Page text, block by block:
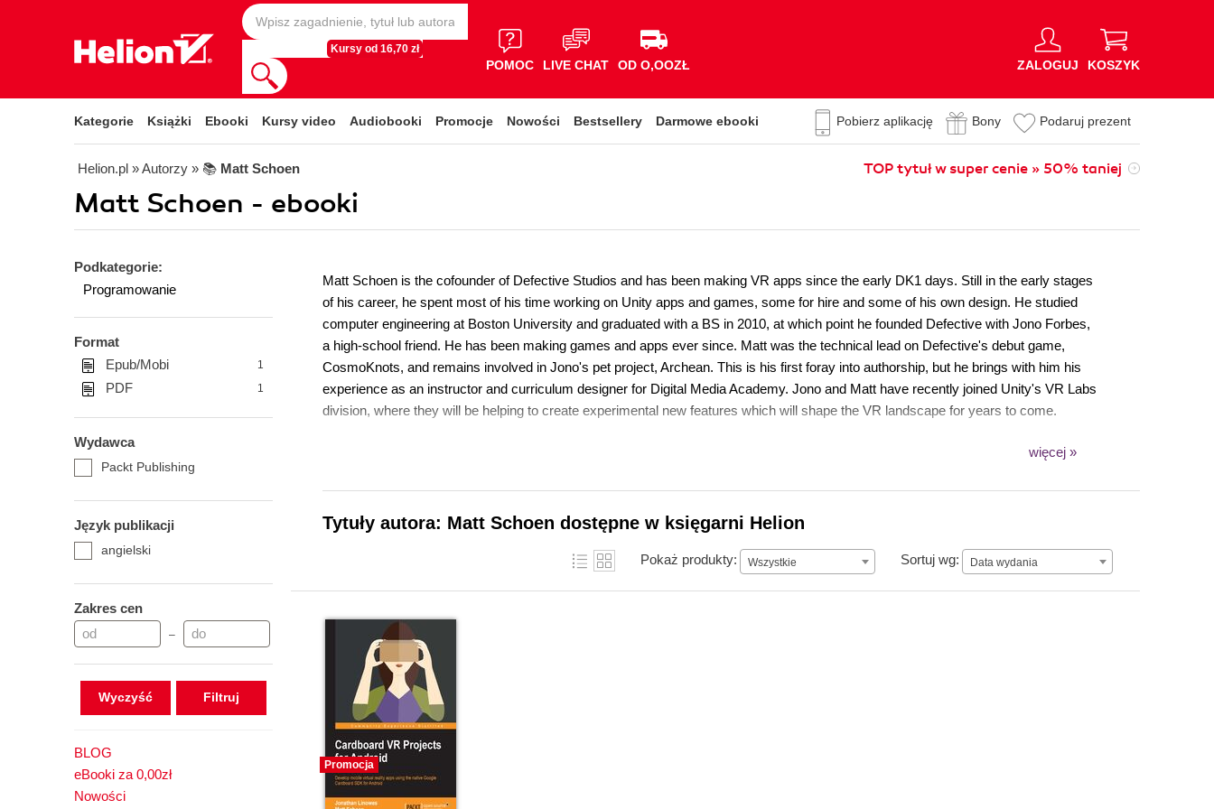
Kursy od 16,70 zł
POMOC LIVE CHAT OD O,OOZŁ ZALOGUJ KOSZYK
Kategorie Książki Ebooki Kursy video Audiobooki Promocje Nowości Bestsellery Darmowe ebooki Pobierz aplikację Bony Podaruj prezent
Helion.pl » Autorzy » 📚 Matt Schoen TOP tytuł w super cenie » 50% taniej
Matt Schoen - ebooki
Podkategorie:
Programowanie
Format
Epub/Mobi
1
PDF 1
Wydawca
Packt Publishing
Język publikacji
angielski
Zakres cen
–
Wyczyść
BLOG
eBooki za 0,00zł
Nowości
Matt Schoen is the cofounder of Defective Studios and has been making VR apps since the early DK1 days. Still in the early stages
of his career, he spent most of his time working on Unity apps and games, some for hire and some of his own design. He studied
computer engineering at Boston University and graduated with a BS in 2010, at which point he founded Defective with Jono Forbes,
a high-school friend. He has been making games and apps ever since. Matt was the technical lead on Defective's debut game,
CosmoKnots, and remains involved in Jono's pet project, Archean. This is his first foray into authorship, but he brings with him his
experience as an instructor and curriculum designer for Digital Media Academy. Jono and Matt have recently joined Unity's VR Labs
division, where they will be helping to create experimental new features which will shape the VR landscape for years to come.
więcej »
Tytuły autora: Matt Schoen dostępne w księgarni Helion
Pokaż produkty: Wszystkie Sortuj wg: Data wydania
Data wydania
Promocja